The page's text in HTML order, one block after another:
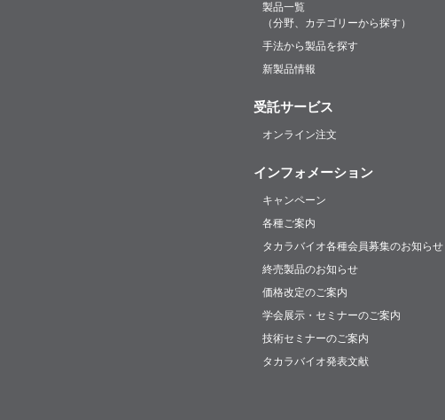
製品一覧
（分野、カテゴリーから探す）
手法から製品を探す
新製品情報
受託サービス
オンライン注文
インフォメーション
キャンペーン
各種ご案内
タカラバイオ各種会員募集のお知らせ
終売製品のお知らせ
価格改定のご案内
学会展示・セミナーのご案内
技術セミナーのご案内
タカラバイオ発表文献